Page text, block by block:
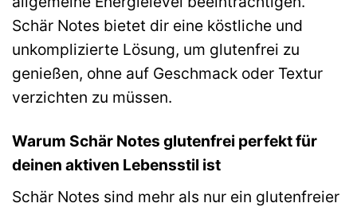
Schär Notes bietet dir eine köstliche und
unkomplizierte Lösung, um glutenfrei zu
genießen, ohne auf Geschmack oder Textur
verzichten zu müssen.
Warum Schär Notes glutenfrei perfekt für
deinen aktiven Lebensstil ist
Schär Notes sind mehr als nur ein glutenfreier